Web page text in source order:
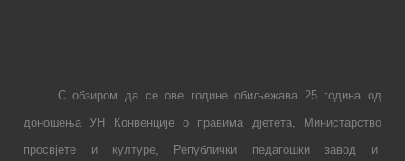
С обзиром да се ове године обиљежава 25 година од
доношења УН Конвенције о правима дјетета, Министарство
просвјете и културе, Републички педагошки завод и